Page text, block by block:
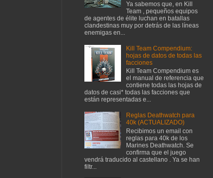
Ya sabemos que, en Kill
Team , pequeños equipos
de agentes de élite luchan en batallas
clandestinas muy por detrás de las líneas
enemigas en...
Kill Team Compendium:
hojas de datos de todas las
facciones
Kill Team Compendium es
el manual de referencia que
contiene todas las hojas de
datos de casi* todas las facciones que
están representadas e...
Reglas Deathwatch para
40k (ACTUALIZADO)
Recibimos un email con
reglas para 40k de los
Marines Deathwatch. Se
confirma que el juego
vendrá traducido al castellano . Ya se han
filtr...